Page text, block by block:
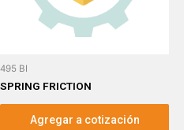
495 BI
SPRING FRICTION
Agregar a cotización